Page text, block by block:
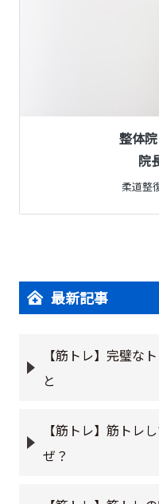
整体
院
柔道整
最新記事
【筋トレ】完璧な
と
【筋トレ】筋トレ
ぜ？